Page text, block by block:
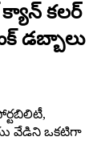
కలర్
డబ్బాలు
వేడిని ఒకటిగా